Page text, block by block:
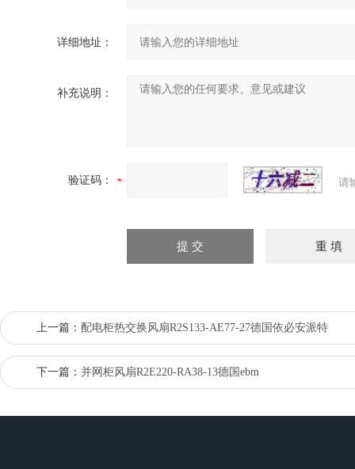
详细地址：
补充说明：
验证码： 请
上一篇： 配电柜热交换风扇R2S133-AE77-27德国依必安派特
下一篇： 并网柜风扇R2E220-RA38-13德国ebm